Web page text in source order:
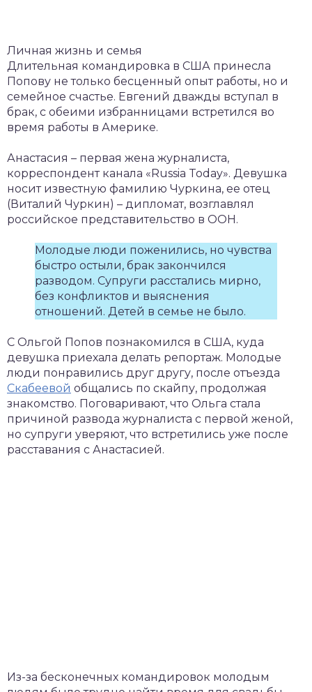
Личная жизнь и семья
Длительная командировка в США принесла
Попову не только бесценный опыт работы, но и
семейное счастье. Евгений дважды вступал в
брак, с обеими избранницами встретился во
время работы в Америке.
Анастасия – первая жена журналиста,
корреспондент канала «Russia Today». Девушка
носит известную фамилию Чуркина, ее отец
(Виталий Чуркин) – дипломат, возглавлял
российское представительство в ООН.
Молодые люди поженились, но чувства
быстро остыли, брак закончился
разводом. Супруги расстались мирно,
без конфликтов и выяснения
отношений. Детей в семье не было.
С Ольгой Попов познакомился в США, куда
девушка приехала делать репортаж. Молодые
люди понравились друг другу, после отъезда
Скабеевой общались по скайпу, продолжая
знакомство. Поговаривают, что Ольга стала
причиной развода журналиста с первой женой,
но супруги уверяют, что встретились уже после
расставания с Анастасией.
Из-за бесконечных командировок молодым